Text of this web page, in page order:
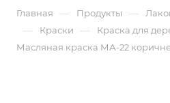
Главная — Продукты —
— Краски — Краска для
Масляная краска МА-22